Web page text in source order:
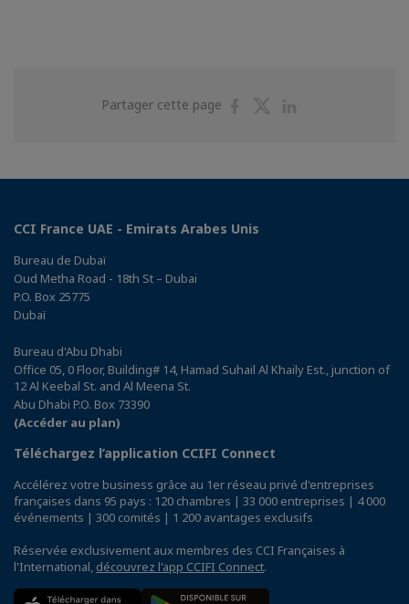
Partager cette page
PartagerPartager
CCI France UAE - Emirats Arabes Unis
Bureau de Dubaï
Oud Metha Road - 18th St – Dubai
P.O. Box 25775
Dubaï
Bureau d'Abu Dhabi
Office 05, 0 Floor, Building# 14, Hamad Suhail Al Khaily Est., junction of
12 Al Keebal St. and Al Meena St.
Abu Dhabi P.O. Box 73390
(Accéder au plan)
Téléchargez l’application CCIFI Connect
Accélérez votre business grâce au 1er réseau privé d'entreprises
françaises dans 95 pays : 120 chambres | 33 000 entreprises | 4 000
événements | 300 comités | 1 200 avantages exclusifs
Réservée exclusivement aux membres des CCI Françaises à
l'International, découvrez l'app CCIFI Connect.